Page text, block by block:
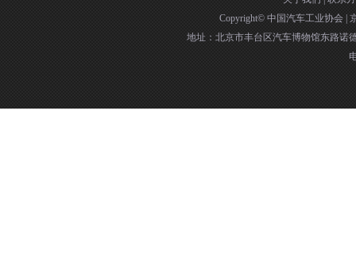
Copyright© 中国汽车工业协会 |
地址：北京市丰台区汽车博物馆东路诺